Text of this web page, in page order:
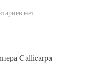
к
Callicarpa
нет
Callicarpa